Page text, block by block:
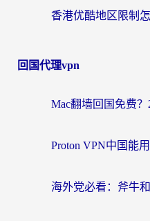
回国代理vpn